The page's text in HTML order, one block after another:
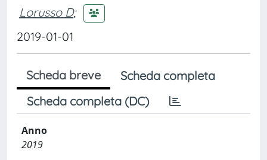
Lorusso D;
2019-01-01
Scheda breve
Scheda completa
Scheda completa (DC)
Anno
2019